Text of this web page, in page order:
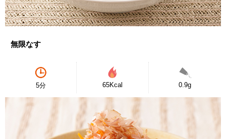
無限なす
5分 65Kcal 0.9g